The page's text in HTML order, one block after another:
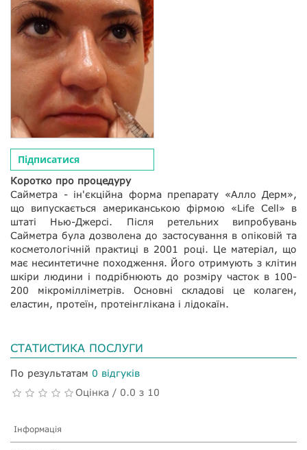
Підписатися
Коротко про процедуру
Сайметра - ін'єкційна форма препарату «Алло Дерм»,
що випускається американською фірмою «Life Cell» в
штаті Нью-Джерсі. Після ретельних випробувань
Сайметра була дозволена до застосування в опіковій та
косметологічній практиці в 2001 році. Це матеріал, що
має несинтетичне походження. Його отримують з клітин
шкіри людини і подрібнюють до розміру часток в 100-
200 мікромілліметрів. Основні складові це колаген,
еластин, протеїн, протеінглікана і лідокаїн.
СТАТИСТИКА ПОСЛУГИ
По результатам 0 відгуків
Оцінка / 0.0 з 10
Інформація